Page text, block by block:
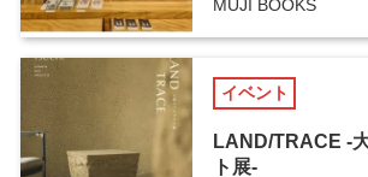
MUJI BOOKS
イベント
LAND/TRACE -
ト展-